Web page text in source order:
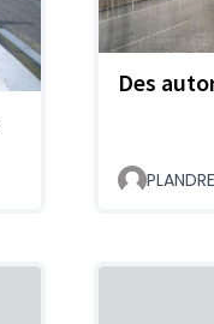
Des
PLANDRE